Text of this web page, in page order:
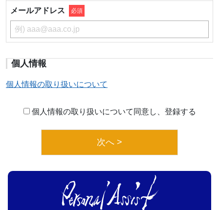
メールアドレス 必須
個人情報
個人情報の取り扱いについて
個人情報の取り扱いについて同意し、登録する
次へ >